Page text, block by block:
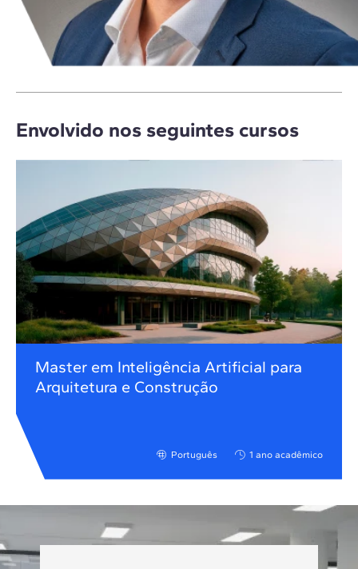
Envolvido nos seguintes cursos
Master em Inteligência Artificial para
Arquitetura e Construção
Português 1 ano acadêmico